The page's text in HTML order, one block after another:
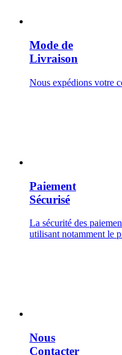
Mode de
Livraison
Nous expédions votre
Paiement
Sécurisé
La sécurité des
utilisant notamment le
Nous
Contacter